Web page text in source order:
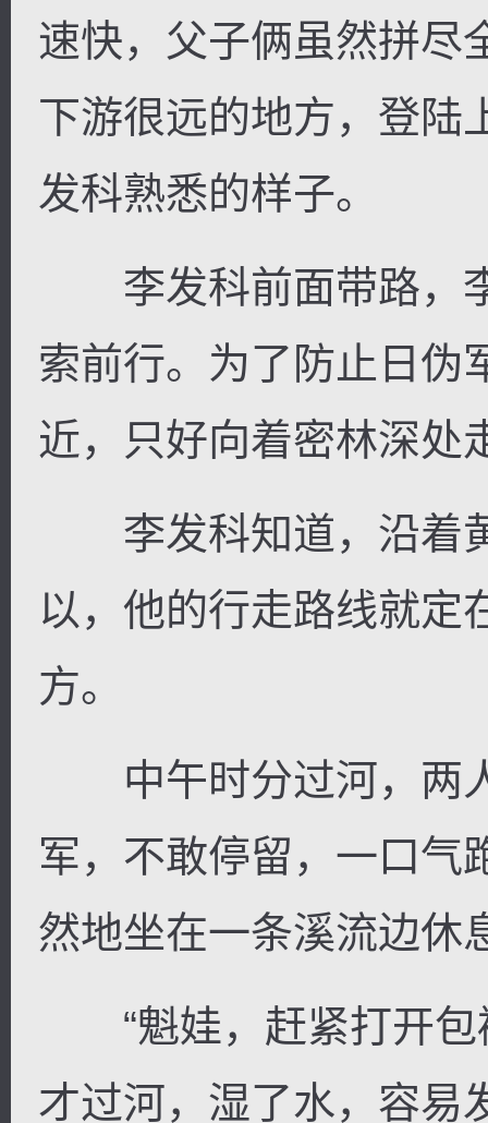
速快，父子俩虽然拼尽
下游很远的地方，登陆
发科熟悉的样子。
李发科前面带路，
索前行。为了防止日伪
近，只好向着密林深处
李发科知道，沿着
以，他的行走路线就定
方。
中午时分过河，两
军，不敢停留，一口气
然地坐在一条溪流边休
“魁娃，赶紧打开包
才过河，湿了水，容易